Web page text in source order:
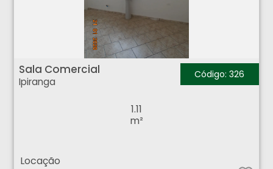
Sala Comercial - Ipiranga - Ribeirão Preto
Sala Comercial
Ipiranga
Código: 326
1.11
m²
Locação